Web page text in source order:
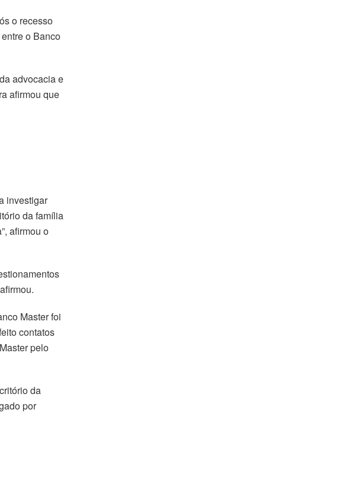
o recesso
o Banco
advocacia e
afirmou que
investigar
da família
afirmou o
Master foi
contatos
pelo
da
por